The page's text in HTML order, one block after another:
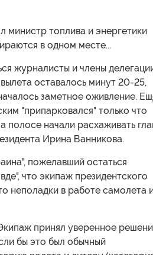
министр топлива и энергетики
в одном месте...
журналисты и члены
оставалось минут 20-25,
заметное оживление.
"припарковался" только что
начали расхаживать
Ирина Ванникова.
пожелавший остаться
что экипаж президентского
неполадки в работе самолета
принял уверенное
бы это был обычный